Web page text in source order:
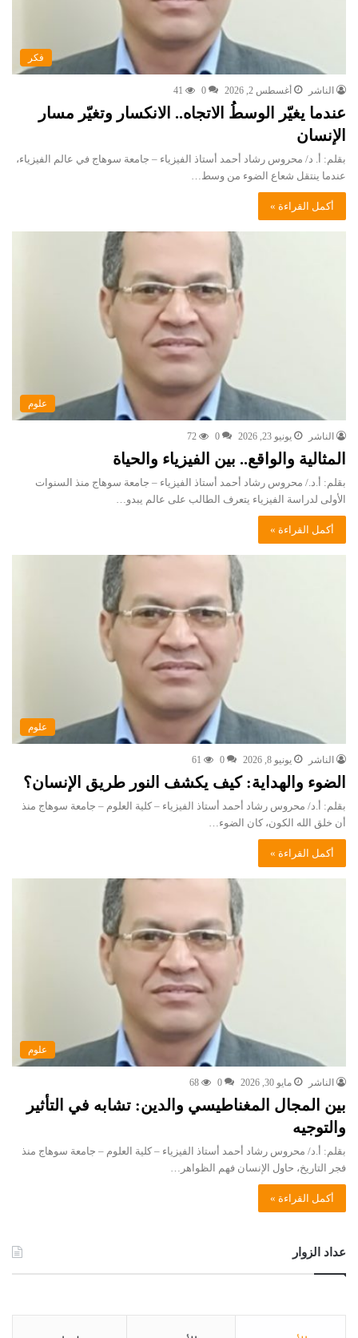
فكر
الناشر أغسطس 2, 2026 0
41
عندما يغيّر الوسطُ الاتجاه.. الانكسار وتغيّر مسار
الإنسان
بقلم: أ. د/ محروس رشاد أحمد أستاذ الفيزياء – جامعة سوهاج في عالم الفيزياء،
عندما ينتقل شعاع الضوء من وسط…
أكمل القراءة »
علوم
الناشر يونيو 23, 2026 0
72
المثالية والواقع.. بين الفيزياء والحياة
بقلم: أ.د./ محروس رشاد أحمد أستاذ الفيزياء – جامعة سوهاج منذ السنوات
الأولى لدراسة الفيزياء يتعرف الطالب على عالم يبدو…
أكمل القراءة »
علوم
الناشر يونيو 8, 2026 0
61
الضوء والهداية: كيف يكشف النور طريق الإنسان؟
بقلم: أ.د/ محروس رشاد أحمد أستاذ الفيزياء – كلية العلوم – جامعة سوهاج منذ
أن خلق الله الكون، كان الضوء…
أكمل القراءة »
علوم
الناشر مايو 30, 2026 0
68
بين المجال المغناطيسي والدين: تشابه في التأثير
والتوجيه
بقلم: أ.د/ محروس رشاد أحمد أستاذ الفيزياء – كلية العلوم – جامعة سوهاج منذ
فجر التاريخ، حاول الإنسان فهم الظواهر…
أكمل القراءة »
عداد الزوار